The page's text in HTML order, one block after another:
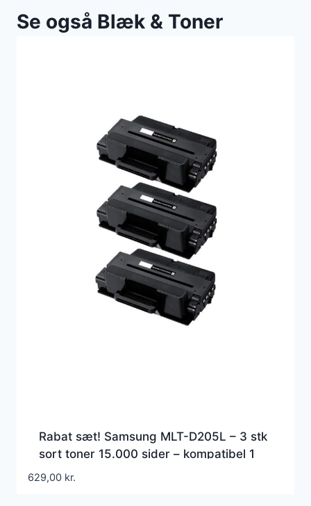
Se også Blæk & Toner
Rabat sæt! Samsung MLT-D205L – 3 stk
sort toner 15.000 sider – kompatibel 1
farver
629,00 kr.